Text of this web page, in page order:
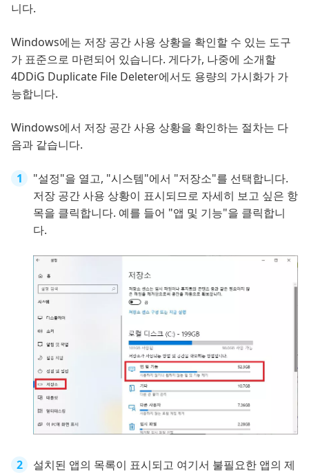
니다.
Windows에는 저장 공간 사용 상황을 확인할 수 있는 도구
가 표준으로 마련되어 있습니다. 게다가, 나중에 소개할
4DDiG Duplicate File Deleter에서도 용량의 가시화가 가
능합니다.
Windows에서 저장 공간 사용 상황을 확인하는 절차는 다
음과 같습니다.
"설정"을 열고, "시스템"에서 "저장소"를 선택합니다.
저장 공간 사용 상황이 표시되므로 자세히 보고 싶은 항
목을 클릭합니다. 예를 들어 "앱 및 기능"을 클릭합니
다.
설치된 앱의 목록이 표시되고 여기서 불필요한 앱의 제